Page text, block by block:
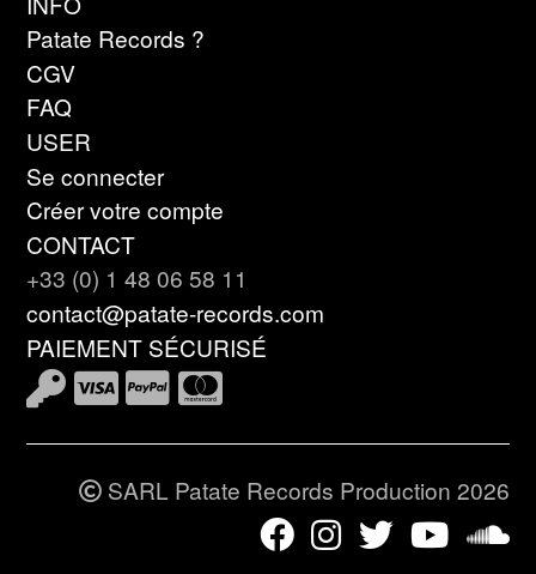
Patate Records ?
CGV
FAQ
USER
Se connecter
Créer votre compte
CONTACT
+33 (0) 1 48 06 58 11
contact@patate-records.com
PAIEMENT SÉCURISÉ
SARL Patate Records Production 2026